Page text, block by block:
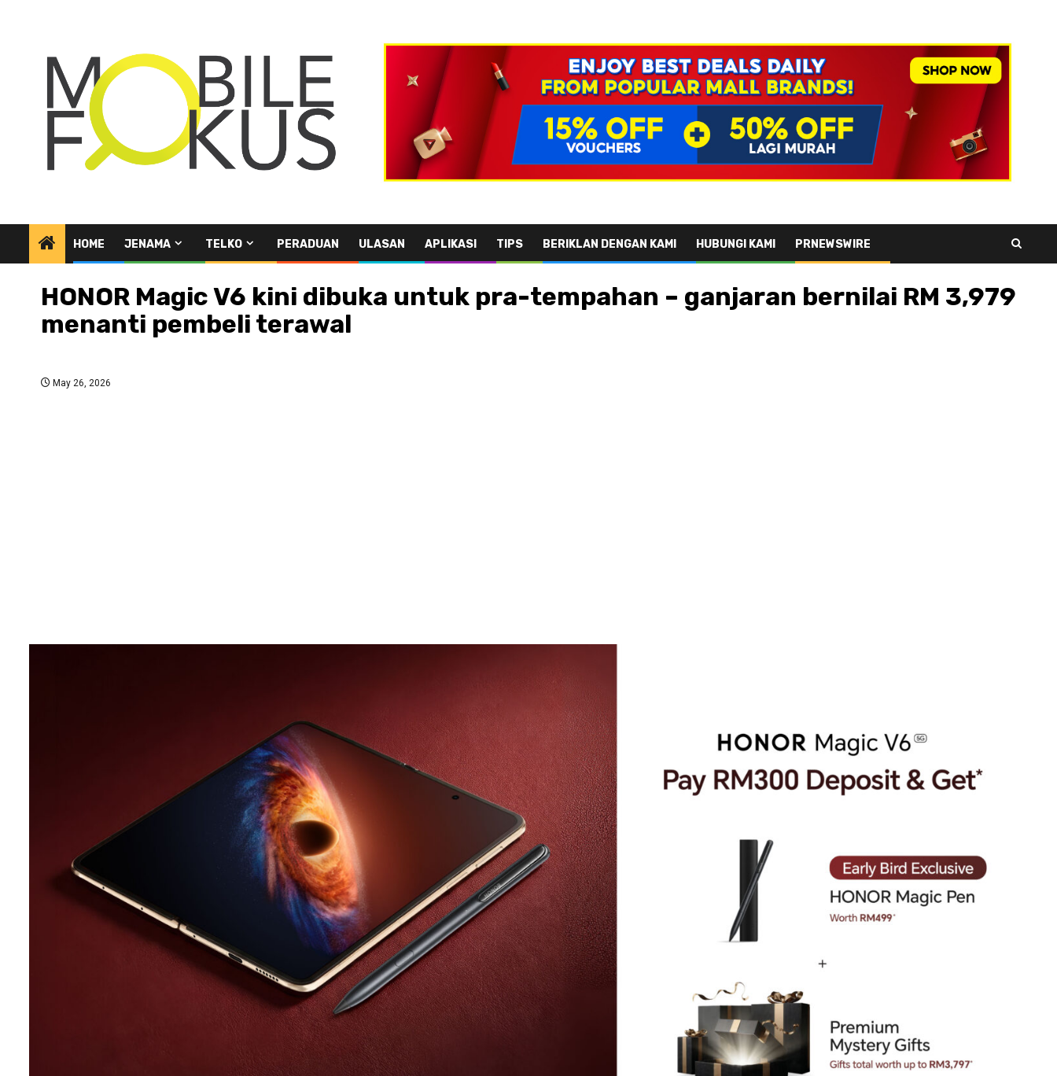
HOME JENAMA TELKO PERADUAN ULASAN APLIKASI TIPS BERIKLAN DENGAN KAMI HUBUNGI KAMI PRNEWSWIRE
HONOR Magic V6 kini dibuka untuk pra-tempahan – ganjaran bernilai RM 3,979
menanti pembeli terawal
May 26, 2026